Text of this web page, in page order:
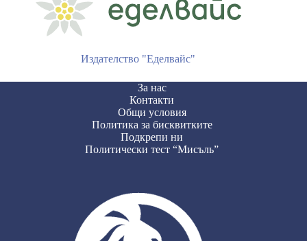
Издателство "Еделвайс"
За нас
Контакти
Общи условия
Политика за бисквитките
Подкрепи ни
Политически тест “Мисъль”